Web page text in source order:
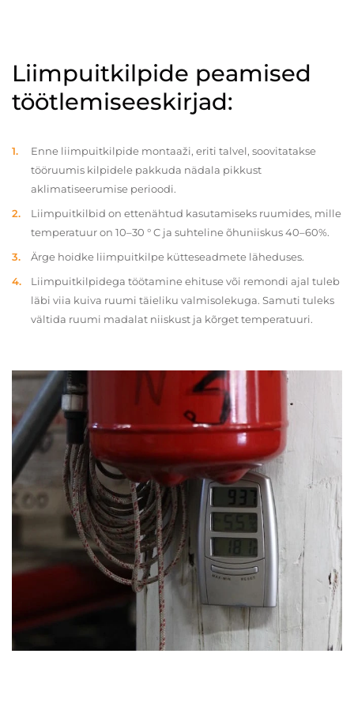
Liimpuitkilpide peamised
töötlemiseeskirjad:
Enne liimpuitkilpide montaaži, eriti talvel, soovitatakse
tööruumis kilpidele pakkuda nädala pikkust
aklimatiseerumise perioodi.
Liimpuitkilbid on ettenähtud kasutamiseks ruumides, mille
temperatuur on 10–30 ° C ja suhteline õhuniiskus 40–60%.
Ärge hoidke liimpuitkilpe kütteseadmete läheduses.
Liimpuitkilpidega töötamine ehituse või remondi ajal tuleb
läbi viia kuiva ruumi täieliku valmisolekuga. Samuti tuleks
vältida ruumi madalat niiskust ja kõrget temperatuuri.